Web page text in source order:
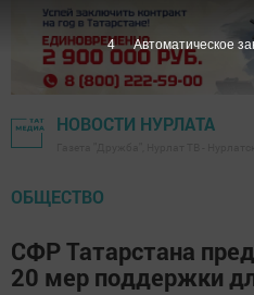
НОВОСТИ НУРЛАТА
ОБЩЕСТВО
СФР Татарстана
20 мер поддержки
3 Автоматическое